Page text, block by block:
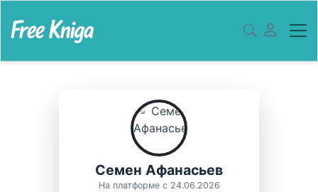
Семен Афанасьев
На платформе с 24.06.2026